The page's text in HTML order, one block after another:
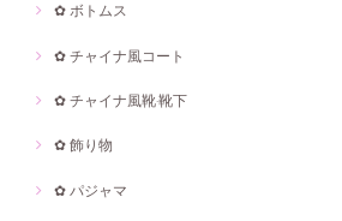
✿ ボトムス
✿ チャイナ風コート
✿ チャイナ風靴·靴下
✿ 飾り物
✿ パジャマ